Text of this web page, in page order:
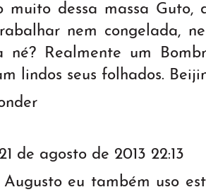
muito dessa massa
nem congelada,
né? Realmente um
lindos seus folhados.
21 de agosto de 2013 22:13
eu também uso